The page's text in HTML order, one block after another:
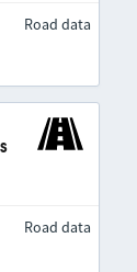
Road data
Road data